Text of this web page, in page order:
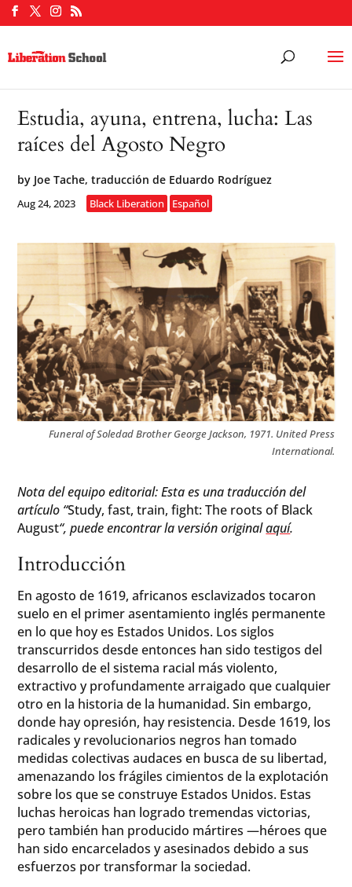
Estudia, ayuna, entrena, lucha: Las
raíces del Agosto Negro
by Joe Tache, traducción de Eduardo Rodríguez
Aug 24, 2023 Black Liberation Español
Funeral of Soledad Brother George Jackson, 1971. United Press
International.
Nota del equipo editorial: Esta es una traducción del
artículo “Study, fast, train, fight: The roots of Black
August“, puede encontrar la versión originalaquí.
Introducción
En agosto de 1619, africanos esclavizados tocaron
suelo en el primer asentamiento inglés permanente
en lo que hoy es Estados Unidos. Los siglos
transcurridos desde entonces han sido testigos del
desarrollo de el sistema racial más violento,
extractivo y profundamente arraigado que cualquier
otro en la historia de la humanidad. Sin embargo,
donde hay opresión, hay resistencia. Desde 1619, los
radicales y revolucionarios negros han tomado
medidas colectivas audaces en busca de su libertad,
amenazando los frágiles cimientos de la explotación
sobre los que se construye Estados Unidos. Estas
luchas heroicas han logrado tremendas victorias,
pero también han producido mártires —héroes que
han sido encarcelados y asesinados debido a sus
esfuerzos por transformar la sociedad.